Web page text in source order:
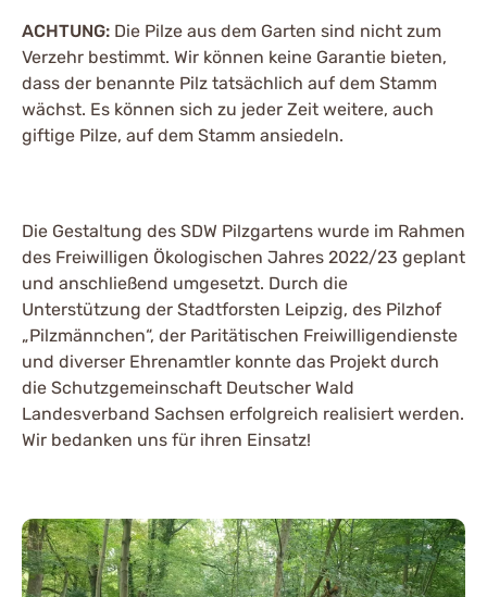
ACHTUNG: Die Pilze aus dem Garten sind nicht zum
Verzehr bestimmt. Wir können keine Garantie bieten,
dass der benannte Pilz tatsächlich auf dem Stamm
wächst. Es können sich zu jeder Zeit weitere, auch
giftige Pilze, auf dem Stamm ansiedeln.
Die Gestaltung des SDW Pilzgartens wurde im Rahmen
des Freiwilligen Ökologischen Jahres 2022/23 geplant
und anschließend umgesetzt. Durch die
Unterstützung der Stadtforsten Leipzig, des Pilzhof
„Pilzmännchen“, der Paritätischen Freiwilligendienste
und diverser Ehrenamtler konnte das Projekt durch
die Schutzgemeinschaft Deutscher Wald
Landesverband Sachsen erfolgreich realisiert werden.
Wir bedanken uns für ihren Einsatz!